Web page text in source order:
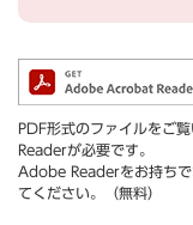
PDF形式のファイルをご
Readerが必要です。
Adobe Readerをお持ちで
てください。（無料）